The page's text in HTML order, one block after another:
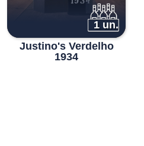
1 un.
Justino's Verdelho
1934